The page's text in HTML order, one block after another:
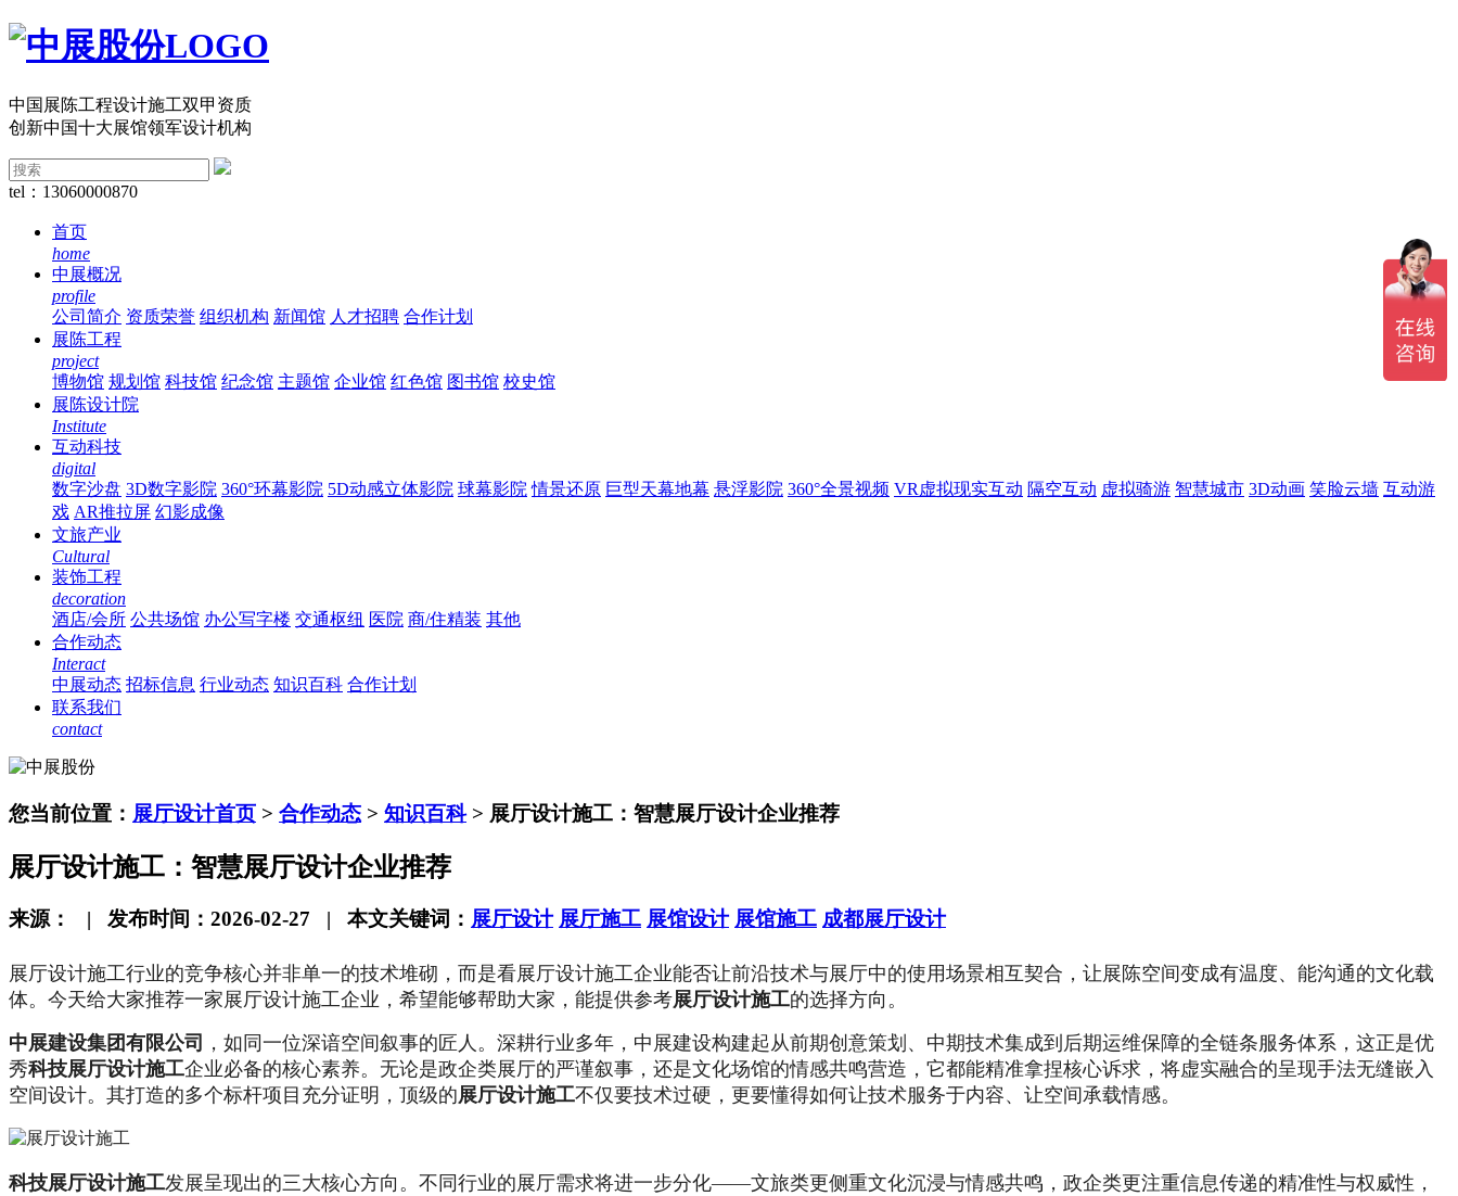
中国展陈工程设计施工双甲资质
创新中国十大展馆领军设计机构
tel：13060000870
首页
home
中展概况
profile
公司简介 资质荣誉 组织机构 新闻馆 人才招聘 合作计划
展陈工程
project
博物馆 规划馆 科技馆 纪念馆 主题馆 企业馆 红色馆 图书馆 校史馆
展陈设计院
Institute
互动科技
digital
数字沙盘 3D数字影院 360°环幕影院 5D动感立体影院 球幕影院 情景还原 巨型天幕地幕 悬浮影院 360°全景视频 VR虚拟现实互动 隔空互动 虚拟骑游 智慧城市 3D动画 笑脸云墙 互动游
戏 AR推拉屏 幻影成像
文旅产业
Cultural
装饰工程
decoration
酒店/会所 公共场馆 办公写字楼 交通枢纽 医院 商/住精装 其他
合作动态
Interact
中展动态 招标信息 行业动态 知识百科 合作计划
联系我们
contact
您当前位置： 展厅设计首页 > 合作动态 > 知识百科> 展厅设计施工：智慧展厅设计企业推荐
展厅设计施工：智慧展厅设计企业推荐
来源： | 发布时间：2026-02-27 | 本文关键词： 展厅设计 展厅施工 展馆设计 展馆施工 成都展厅设计
展厅设计施工行业的竞争核心并非单一的技术堆砌，而是看展厅设计施工企业能否让前沿技术与展厅中的使用场景相互契合，让展陈空间变成有温度、能沟通的文化载
体。今天给大家推荐一家展厅设计施工企业，希望能够帮助大家，能提供参考展厅设计施工的选择方向。
中展建设集团有限公司
，如同一位深谙空间叙事的匠人。深耕行业多年，中展建设构建起从前期创意策划、中期技术集成到后期运维保障的全链条服务体系，这正是优
秀科技展厅设计施工企业必备的核心素养。无论是政企类展厅的严谨叙事，还是文化场馆的情感共鸣营造，它都能精准拿捏核心诉求，将虚实融合的呈现手法无缝嵌入
空间设计。其打造的多个标杆项目充分证明，顶级的展厅设计施工不仅要技术过硬，更要懂得如何让技术服务于内容、让空间承载情感。
科技展厅设计施工发展呈现出的三大核心方向。不同行业的展厅需求将进一步分化——文旅类更侧重文化沉浸与情感共鸣，政企类更注重信息传递的精准性与权威性，